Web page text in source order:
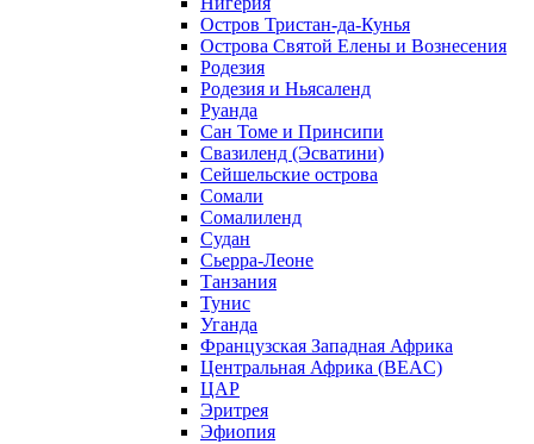
Остров Тристан-да-Кунья
Острова Святой Елены и Вознесения
Родезия
Родезия и Ньясаленд
Руанда
Сан Томе и Принсипи
Свазиленд (Эсватини)
Сейшельские острова
Сомали
Сомалиленд
Судан
Сьерра-Леоне
Танзания
Тунис
Уганда
Французская Западная Африка
Центральная Африка (BEAC)
ЦАР
Эритрея
Эфиопия